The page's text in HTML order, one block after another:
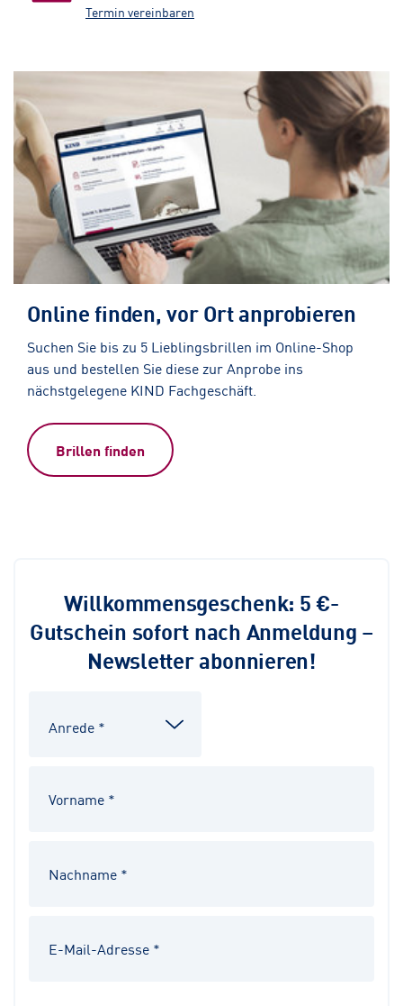
Termin vereinbaren
Online finden, vor Ort anprobieren
Suchen Sie bis zu 5 Lieblingsbrillen im Online-Shop
aus und bestellen Sie diese zur Anprobe ins
nächstgelegene KIND Fachgeschäft.
Brillen finden
Willkommensgeschenk: 5 €-
Gutschein sofort nach Anmeldung –
Newsletter abonnieren!